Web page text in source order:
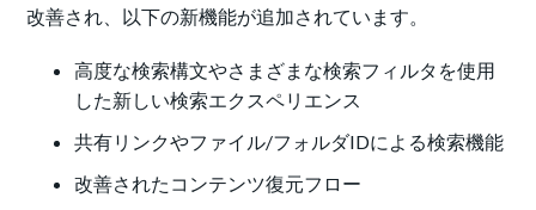
改善され、以下の新機能が追加されています。
高度な検索構文やさまざまな検索フィルタを使用
した新しい検索エクスペリエンス
共有リンクやファイル/フォルダIDによる検索機能
改善されたコンテンツ復元フロー